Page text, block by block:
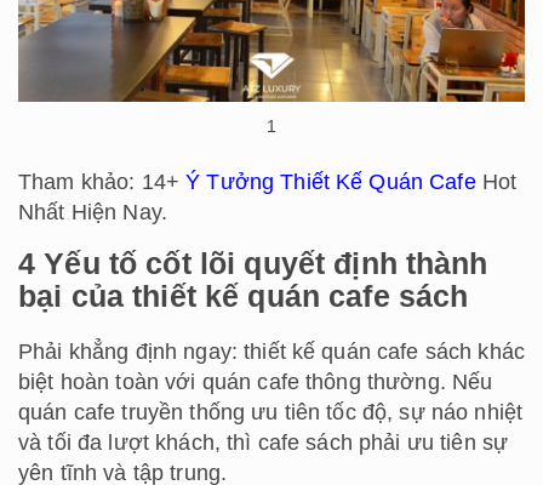
1
Tham khảo: 14+Ý Tưởng Thiết Kế Quán CafeHot
Nhất Hiện Nay.
4 Yếu tố cốt lõi quyết định thành
bại của thiết kế quán cafe sách
Phải khẳng định ngay: thiết kế quán cafe sách khác
biệt hoàn toàn với quán cafe thông thường. Nếu
quán cafe truyền thống ưu tiên tốc độ, sự náo nhiệt
và tối đa lượt khách, thì cafe sách phải ưu tiên sự
yên tĩnh và tập trung.